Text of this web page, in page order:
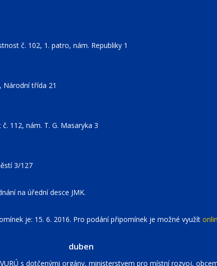
č. 102, 1. patro, nám. Republiky 1
Národní třída 21
112, nám. T. G. Masaryka 3
3/127
na úřední desce JMK.
je: 15. 6. 2016. Pro podání připomínek je možné využít
duben
s dotčenými orgány, ministerstvem pro místní rozvoj,